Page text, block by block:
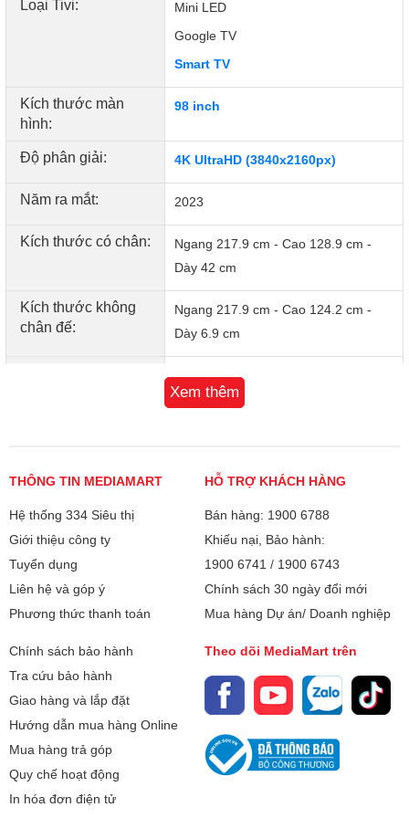
- Full Array Local Dimming: toàn bộ màn hình được chia
thành 500+ vùng, giúp tivi kiểm soát ánh sáng phân vùng
càng tốt và hiển thị hình ảnh chi tiết chính xác hơn.
- Tần số quét 144Hz VRR +240Hz DLG giúp hình ảnh
chuyển động mượt mà, sống động, độ sáng màn hình 1600
nits kết hợp
chuẩn HDR10+ tối ưu hóa hình ảnh từng khung hình, tăng
giới hạn độ bão hòa màu và tăng độ tương phản, màn hình
rõ nét cân mọi điều kiện ánh sáng.
hiển thị các nội dung của tivi bằng hình ảnh rõ nét với độ
sáng, độ tương phản, màu, chi tiết và độ sâu tuyệt đẹp, giúp
bạn tận hưởng thế giới giải trí chân thực, đầy sống động.
Loại Tivi:
Mini LED
Google TV
Smart TV
Kích thước màn
hình:
98 inch
Độ phân giải: 4K UltraHD (3840x2160px)
Năm ra mắt: 2023
Kích thước có chân:
Ngang 217.9 cm - Cao 128.9 cm -
Dày 42 cm
Kích thước không
chân đế:
Ngang 217.9 cm - Cao 124.2 cm -
Dày 6.9 cm
57 kg
Bluetooth:
Kết nối Internet:
Ethernet (LAN)
Cổng AV: Cổng Composite
Cổng USB: 1 cổng
Cổng xuất âm
1 cổng 3.5 mm, 1 cổng Optical (Digital
Audio), 1 cổng eARC (ARC)
Hệ điều hành, giao
diện:
Xem thêm
THÔNG TIN MEDIAMART
Hệ thống 334 Siêu thị
Giới thiệu công ty
Tuyển dụng
Liên hệ và góp ý
Phương thức thanh toán
HỖ TRỢ KHÁCH HÀNG
Bán hàng: 1900 6788
Khiếu nại, Bảo hành:
1900 6741 / 1900 6743
Chính sách 30 ngày đổi mới
Mua hàng Dự án/ Doanh nghiệp
Chính sách bảo hành
Tra cứu bảo hành
Giao hàng và lắp đặt
Hướng dẫn mua hàng Online
Mua hàng trả góp
Quy chế hoạt động
In hóa đơn điện tử
Theo dõi MediaMart trên